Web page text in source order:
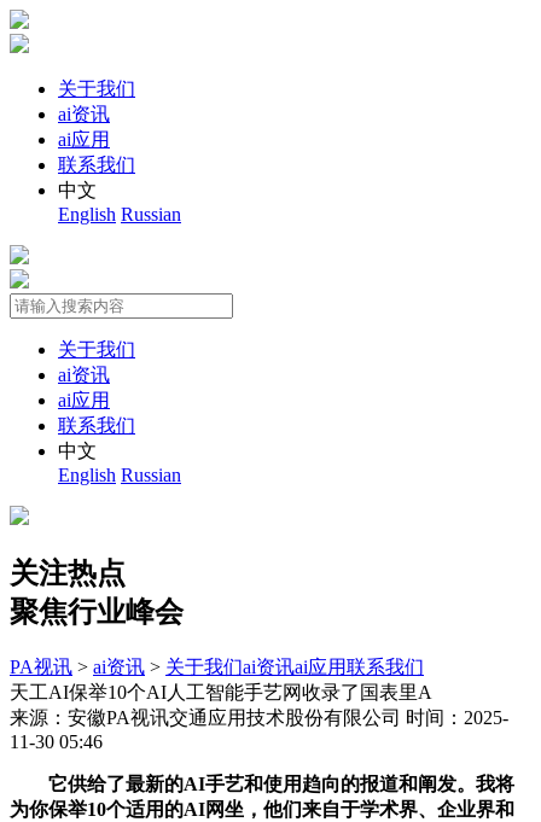
关于我们
ai资讯
ai应用
联系我们
中文
English Russian
关于我们
ai资讯
ai应用
联系我们
中文
English Russian
关注热点
聚焦行业峰会
PA视讯 > ai资讯 > 关于我们ai资讯ai应用联系我们
天工AI保举10个AI人工智能手艺网收录了国表里A
来源：安徽PA视讯交通应用技术股份有限公司 时间：2025-
11-30 05:46
它供给了最新的AI手艺和使用趋向的报道和阐发。我将
为你保举10个适用的AI网坐，他们来自于学术界、企业界和